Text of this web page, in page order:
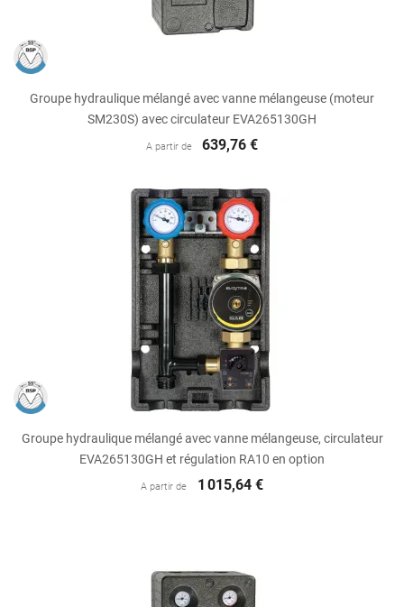
Groupe hydraulique mélangé avec vanne mélangeuse (moteur
SM230S) avec circulateur EVA265130GH
A partir de 639,76 €
Groupe hydraulique mélangé avec vanne mélangeuse, circulateur
EVA265130GH et régulation RA10 en option
A partir de 1 015,64 €